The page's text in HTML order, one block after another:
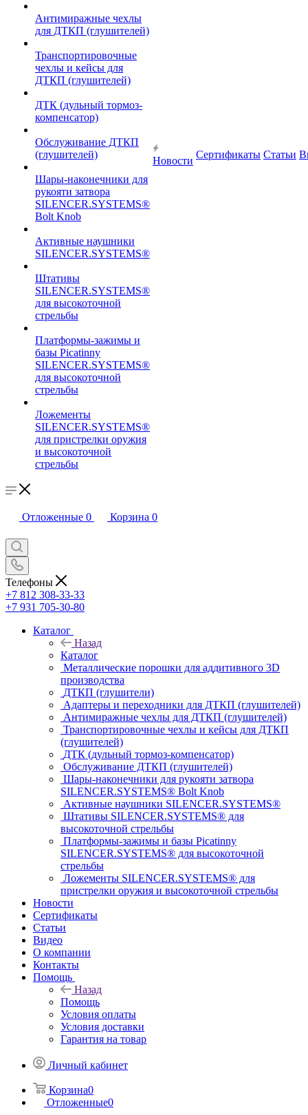
Антимиражные чехлы
для ДТКП (глушителей)
Транспортировочные
чехлы и кейсы для
ДТКП (глушителей)
ДТК (дульный тормоз-
компенсатор)
Обслуживание ДТКП
(глушителей)
Шары-наконечники для
рукояти затвора
SILENCER.SYSTEMS®
Bolt Knob
Активные наушники
SILENCER.SYSTEMS®
Штативы
SILENCER.SYSTEMS®
для высокоточной
стрельбы
Платформы-зажимы и
базы Picatinny
SILENCER.SYSTEMS®
для высокоточной
стрельбы
Ложементы
SILENCER.SYSTEMS®
для пристрелки оружия
и высокоточной
стрельбы
Новости
Сертификаты Статьи
Отложенные 0 Корзина 0
Телефоны
+7 812 308-33-33
+7 931 705-30-80
Каталог
Назад
Каталог
Металлические порошки для аддитивного 3D
производства
ДТКП (глушители)
Адаптеры и переходники для ДТКП (глушителей)
Антимиражные чехлы для ДТКП (глушителей)
Транспортировочные чехлы и кейсы для ДТКП
(глушителей)
ДТК (дульный тормоз-компенсатор)
Обслуживание ДТКП (глушителей)
Шары-наконечники для рукояти затвора
SILENCER.SYSTEMS® Bolt Knob
Активные наушники SILENCER.SYSTEMS®
Штативы SILENCER.SYSTEMS® для
высокоточной стрельбы
Платформы-зажимы и базы Picatinny
SILENCER.SYSTEMS® для высокоточной
стрельбы
Ложементы SILENCER.SYSTEMS® для
пристрелки оружия и высокоточной стрельбы
Новости
Сертификаты
Статьи
Видео
О компании
Контакты
Помощь
Назад
Помощь
Условия оплаты
Условия доставки
Гарантия на товар
Личный кабинет
Корзина0
Отложенные0